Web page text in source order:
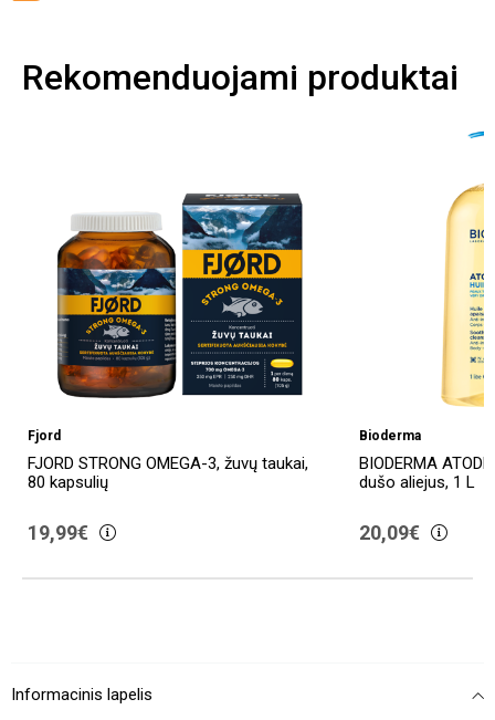
Rekomenduojami produktai
Fjord
FJORD STRONG OMEGA-3, žuvų taukai,
80 kapsulių
19,99€
Bioderma
BIODERMA
dušo aliejus, 1 L
20,09€
Informacinis lapelis